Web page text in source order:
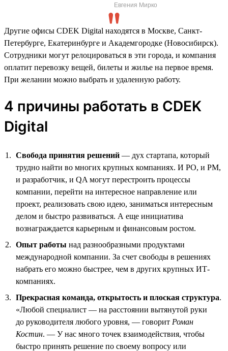
Евгения Мирко
Другие офисы CDEK Digital находятся в Москве, Санкт-
Петербурге, Екатеринбурге и Академгородке (Новосибирск).
Сотрудники могут релоцироваться в эти города, и компания
оплатит перевозку вещей, билеты и жилье на первое время.
При желании можно выбрать и удаленную работу.
4 причины работать в CDEK
Digital
Свобода принятия решений — дух стартапа, который
трудно найти во многих крупных компаниях. И PO, и PM,
и разработчик, и QA могут перестроить процессы
компании, перейти на интересное направление или
проект, реализовать свою идею, заниматься интересным
делом и быстро развиваться. А еще инициатива
вознаграждается карьерным и финансовым ростом.
Опыт работы над разнообразными продуктами
международной компании. За счет свободы в решениях
набрать его можно быстрее, чем в других крупных ИТ-
компаниях.
Прекрасная команда, открытость и плоская структура.
«Любой специалист — на расстоянии вытянутой руки
до руководителя любого уровня, — говорит Роман
Костин. — У нас много точек взаимодействия, чтобы
быстро принять решение по своему вопросу или